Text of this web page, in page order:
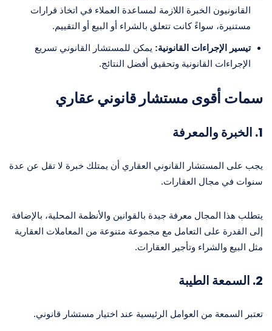
القانونيون الخبرة اللازمة لمساعدة العملاء في اتخاذ قرارات
مستنيرة، سواءً كانت تتعلق بالشراء أو البيع أو التقييم.
تيسير الإجراءات القانونية: يمكن للمستشار القانوني تسريع
الإجراءات القانونية وتحقيق أفضل النتائج.
سمات أقوى مستشار قانوني عقاري
1. الخبرة والمعرفة
يجب على المستشار القانوني العقاري أن يمتلك خبرة لا تقل عن عدة
سنوات في مجال العقارات.
يتطلب هذا المجال معرفة جيدة بالقوانين والأنظمة المحلية، بالإضافة
إلى القدرة على التعامل مع مجموعة متنوعة من المعاملات العقارية
مثل البيع والشراء وتأجير العقارات.
2. السمعة الطيبة
تعتبر السمعة من العوامل الرئيسية عند اختيار مستشار قانوني.